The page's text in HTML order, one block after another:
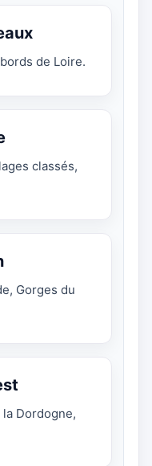
de Loire.
classés,
Gorges du
Dordogne,